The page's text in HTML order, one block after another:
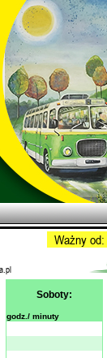
Ważny od:
Soboty:
godz./ minuty